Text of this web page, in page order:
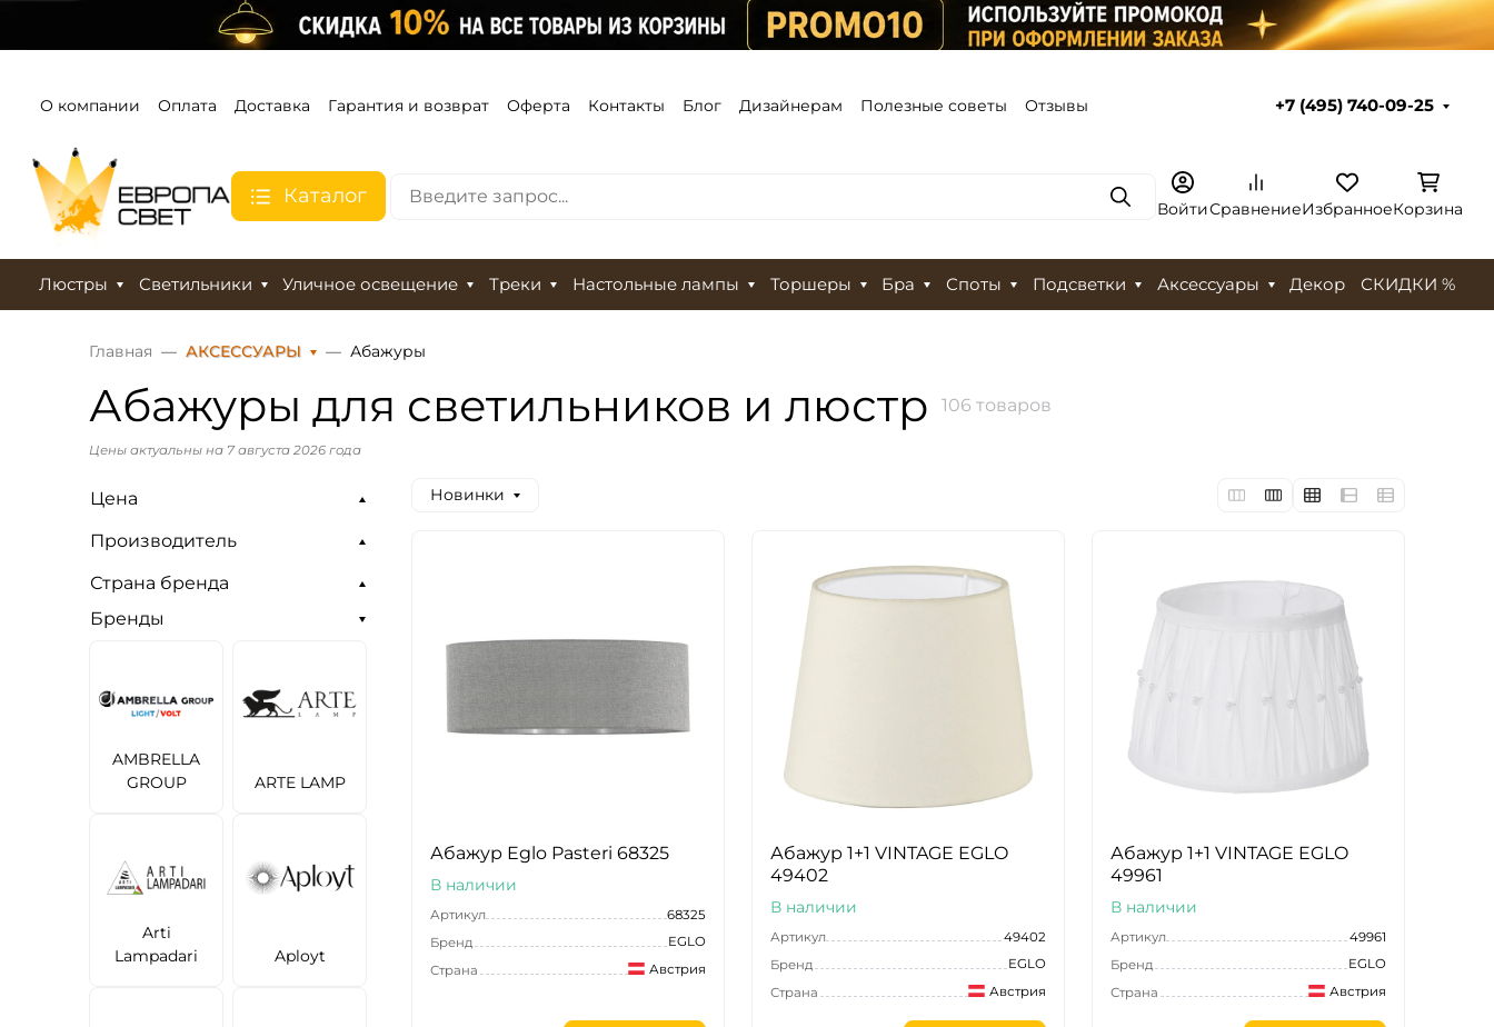
О компании Оплата Доставка Гарантия и возврат Оферта Контакты Блог Дизайнерам Полезные советы Отзывы +7 (495) 740-09-25
Каталог ПоискВойтиСравнениеИзбранноеКорзина
Люстры Светильники Уличное освещение Треки Настольные лампы Торшеры Бра Споты Подсветки Аксессуары Декор СКИДКИ %
Главная АКСЕССУАРЫ Абажуры
Абажуры для светильников и люстр 106 товаров
Цены актуальны на 7 августа 2026 года
Цена
Производитель
Страна бренда
Бренды
AMBRELLA
GROUP
ARTE LAMP
Arti
Lampadari
Aployt
Новинки
Абажур Eglo Pasteri 68325
В наличии
Артикул
68325
Бренд
EGLO
Страна
Австрия
Абажур 1+1 VINTAGE EGLO
49402
В наличии
Артикул
49402
Бренд
EGLO
Страна
Австрия
Абажур 1+1 VINTAGE EGLO
49961
В наличии
Артикул
49961
Бренд
EGLO
Страна
Австрия